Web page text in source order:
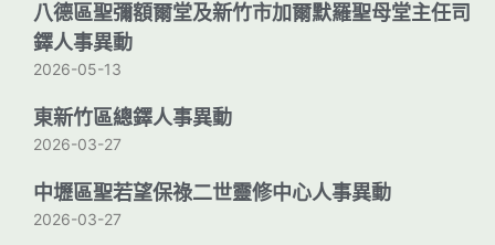
八德區聖彌額爾堂及新竹市加爾默羅聖母堂主任司
鐸人事異動
2026-05-13
東新竹區總鐸人事異動
2026-03-27
中壢區聖若望保祿二世靈修中心人事異動
2026-03-27